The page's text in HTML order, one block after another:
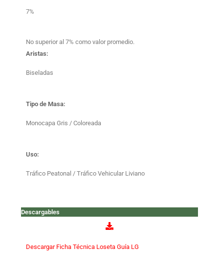
7%
No superior al 7% como valor promedio.
Aristas:
Biseladas
Tipo de Masa:
Monocapa Gris / Coloreada
Uso:
Tráfico Peatonal / Tráfico Vehicular Liviano
Descargables
Descargar Ficha Técnica Loseta Guía LG